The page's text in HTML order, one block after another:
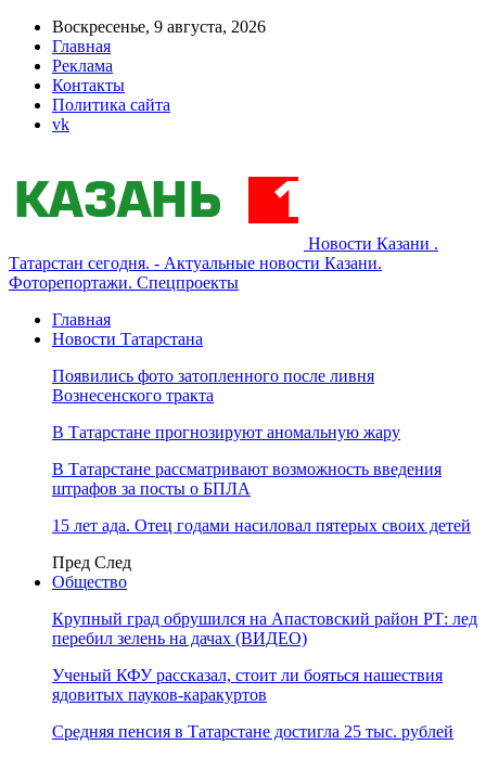
Воскресенье, 9 августа, 2026
Главная
Реклама
Контакты
Политика сайта
vk
Новости Казани .
Татарстан сегодня. - Актуальные новости Казани.
Фоторепортажи. Спецпроекты
Главная
Новости Татарстана
Появились фото затопленного после ливня
Вознесенского тракта
В Татарстане прогнозируют аномальную жару
В Татарстане рассматривают возможность введения
штрафов за посты о БПЛА
15 лет ада. Отец годами насиловал пятерых своих детей
Пред След
Общество
Крупный град обрушился на Апастовский район РТ: лед
перебил зелень на дачах (ВИДЕО)
Ученый КФУ рассказал, стоит ли бояться нашествия
ядовитых пауков-каракуртов
Средняя пенсия в Татарстане достигла 25 тыс. рублей